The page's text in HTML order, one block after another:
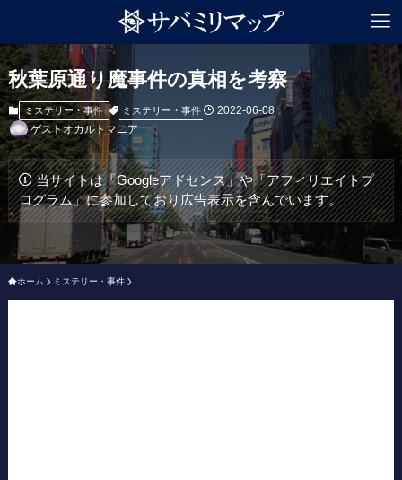
秋葉原通り魔事件の真相を考察
ミステリー・事件 ミステリー・事件
2022-06-08
ゲストオカルトマニア
当サイトは「Googleアドセンス」や「アフィリエイトプ
ログラム」に参加しており広告表示を含んでいます。
ホーム ミステリー・事件